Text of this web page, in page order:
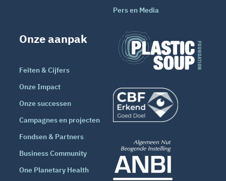
Pers en Media
Onze aanpak
Feiten & Cijfers
Onze Impact
Onze successen
Campagnes en projecten
Fondsen & Partners
Business Community
One Planetary Health